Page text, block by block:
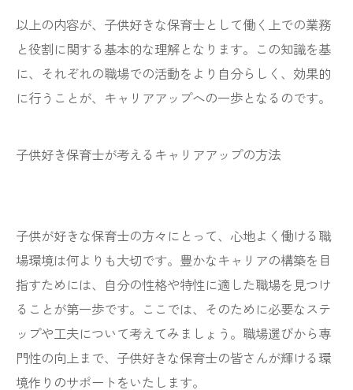
以上の内容が、子供好きな保育士として働く上での業務
と役割に関する基本的な理解となります。この知識を基
に、それぞれの職場での活動をより自分らしく、効果的
に行うことが、キャリアアップへの一歩となるのです。
子供好き保育士が考えるキャリアアップの方法
子供が好きな保育士の方々にとって、心地よく働ける職
場環境は何よりも大切です。豊かなキャリアの構築を目
指すためには、自分の性格や特性に適した職場を見つけ
ることが第一歩です。ここでは、そのために必要なステ
ップや工夫について考えてみましょう。職場選びから専
門性の向上まで、子供好きな保育士の皆さんが輝ける環
境作りのサポートをいたします。